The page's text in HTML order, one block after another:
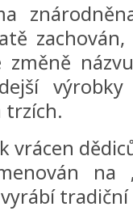
trzích.
vrácen
na